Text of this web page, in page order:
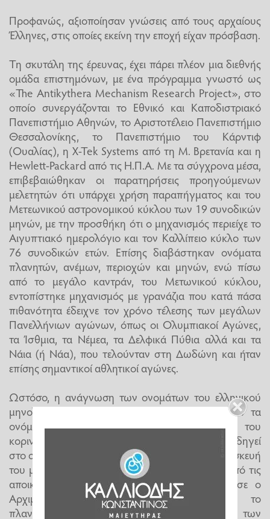
Προφανώς, αξιοποίησαν γνώσεις από τους αρχαίους
Έλληνες, στις οποίες εκείνη την εποχή είχαν πρόσβαση.
Τη σκυτάλη της έρευνας, έχει πάρει πλέον μια διεθνής
ομάδα επιστημόνων, με ένα πρόγραμμα γνωστό ως
«The Antikythera Mechanism Research Project», στο
οποίο συνεργάζονται το Εθνικό και Καποδιστριακό
Πανεπιστήμιο Αθηνών, το Αριστοτέλειο Πανεπιστήμιο
Θεσσαλονίκης, το Πανεπιστήμιο του Κάρντιφ
(Ουαλίας), η X-Tek Systems από τη Μ. Βρετανία και η
Hewlett-Packard από τις Η.Π.Α. Με τα σύγχρονα μέσα,
επιβεβαιώθηκαν οι παρατηρήσεις προηγούμενων
μελετητών ότι υπάρχει χρήση παραπήγματος και του
Μετεωνικού αστρονομικού κύκλου των 19 συνοδικών
μηνών, με την προσθήκη ότι ο μηχανισμός περιείχε το
Αιγυπτιακό ημερολόγιο και τον Καλλίπειο κύκλο των
76 συνοδικών ετών. Επίσης διαβάστηκαν ονόματα
πλανητών, ανέμων, περιοχών και μηνών, ενώ πίσω
από το μεγάλο καντράν, του Μετωνικού κύκλου,
εντοπίστηκε μηχανισμός με γρανάζια που κατά πάσα
πιθανότητα έδειχνε τον χρόνο τέλεσης των μεγάλων
Πανελλήνιων αγώνων, όπως οι Ολυμπιακοί Αγώνες,
τα Ίσθμια, τα Νέμεα, τα Δελφικά Πύθια αλλά και τα
Νάια (ή Νάα), που τελούνταν στη Δωδώνη και ήταν
επίσης σημαντικοί αθλητικοί αγώνες.
Ωστόσο, η ανάγνωση των ονομάτων του ελληνικού
μηνολογίου, προκάλεσε έκπληξη, γιατί δεν ήταν τα
ονόματα του ροδιακού μηνολογίου, αλλά του
κορινθιακού και της Δυτικής Ελλάδας. Αυτό, οδηγεί
στο συμπέρασμα, ότι η αρχική σύλληψη και κατασκευή
του μηχανισμού έγινε στην Κόρινθο ή κάποια από τις
αποικίες της, όπως οι Συρακούσες όπου έζησε ο
Αρχιμήδης, που είχε κατασκευάσει και το
πλανητοσφαίριο. Ωστόσο, οι κανόνες ρύθμισης των